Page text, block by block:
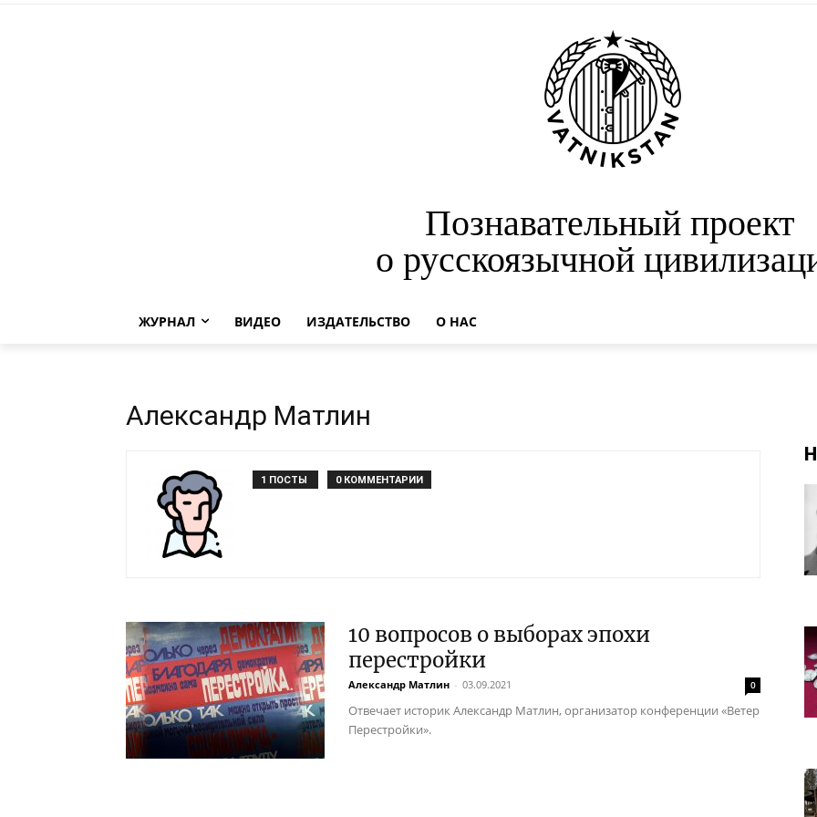
Познавательный проект
о русскоязычной
ЖУРНАЛ ВИДЕО ИЗДАТЕЛЬСТВО О НАС
Александр Матлин
1 ПОСТЫ 0 КОММЕНТАРИИ
10 вопросов о выборах эпохи
перестройки
Александр Матлин - 03.09.2021 0
Отвечает историк Александр Матлин, организатор конференции «Ветер
Перестройки».